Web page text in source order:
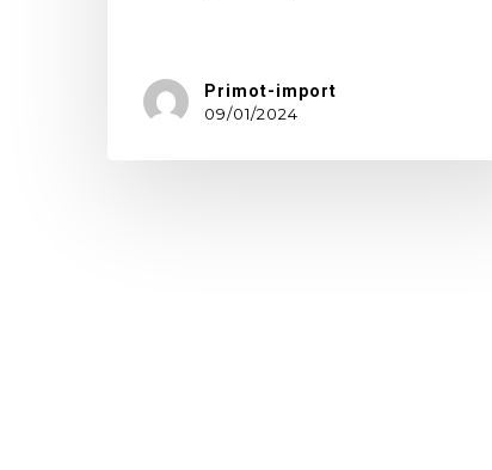
Primot-import
09/01/2024